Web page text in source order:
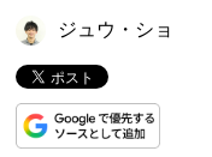
ジュウ・ショ